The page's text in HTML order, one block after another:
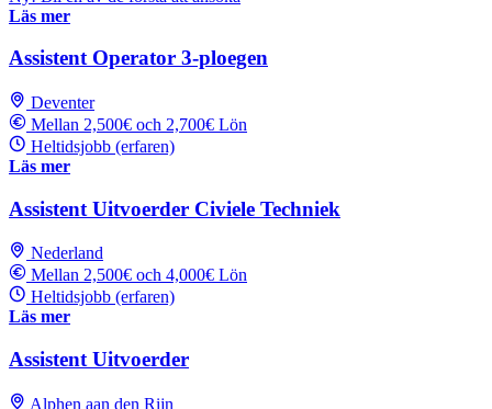
Läs mer
Assistent Operator 3-ploegen
Deventer
Mellan 2,500€ och 2,700€ Lön
Heltidsjobb (erfaren)
Läs mer
Assistent Uitvoerder Civiele Techniek
Nederland
Mellan 2,500€ och 4,000€ Lön
Heltidsjobb (erfaren)
Läs mer
Assistent Uitvoerder
Alphen aan den Rijn